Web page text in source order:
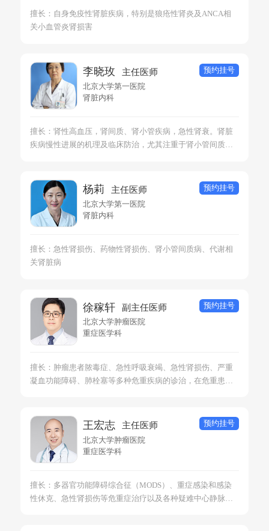
擅长：自身免疫性肾脏疾病，特别是狼疮性肾炎及ANCA相
关小血管炎肾损害
李晓玫 主任医师
北京大学第一医院
肾脏内科
预约挂号
擅长：肾性高血压，肾间质、肾小管疾病，急性肾衰。肾脏
疾病慢性进展的机理及临床防治，尤其注重于肾小管间质疾
杨莉 主任医师
北京大学第一医院
肾脏内科
预约挂号
擅长：急性肾损伤、药物性肾损伤、肾小管间质病、代谢相
关肾脏病
徐稼轩 副主任医师
北京大学肿瘤医院
重症医学科
预约挂号
擅长：肿瘤患者脓毒症、急性呼吸衰竭、急性肾损伤、严重
凝血功能障碍、肺栓塞等多种危重疾病的诊治，在危重患者
王宏志 主任医师
北京大学肿瘤医院
重症医学科
预约挂号
擅长：多器官功能障碍综合征（MODS）、重症感染和感染
性休克、急性肾损伤等危重症治疗以及各种疑难中心静脉置